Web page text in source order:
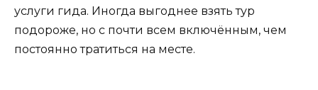
услуги гида. Иногда выгоднее взять тур
подороже, но с почти всем включённым, чем
постоянно тратиться на месте.